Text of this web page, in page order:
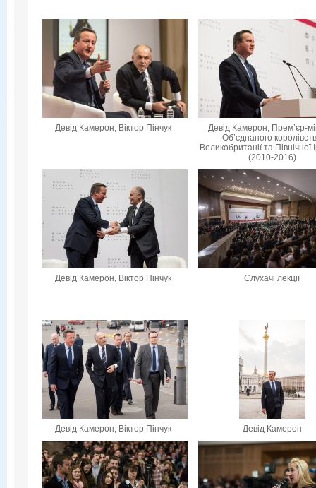
Девід Камерон, Віктор Пінчук
Девід Камерон, Прем’єр-
Об’єднаного
Великобританії та Північної
(2010-2016)
Девід Камерон, Віктор Пінчук Слухачі лекції
Девід Камерон, Віктор Пінчук Девід Камерон